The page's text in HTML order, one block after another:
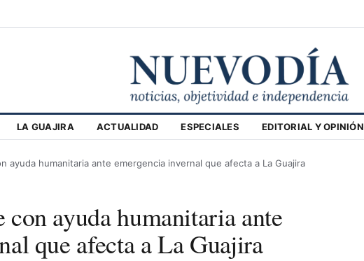
LA GUAJIRA ACTUALIDAD ESPECIALES EDITORIAL Y OPINIÓN
ayuda humanitaria ante emergencia invernal que afecta a La Guajira
con ayuda humanitaria ante
que afecta a La Guajira